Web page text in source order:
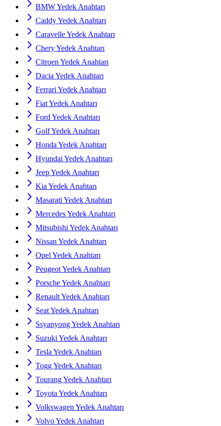
BMW Yedek Anahtarı
Caddy Yedek Anahtarı
Caravelle Yedek Anahtarı
Chery Yedek Anahtarı
Citroen Yedek Anahtarı
Dacia Yedek Anahtarı
Ferrari Yedek Anahtarı
Fiat Yedek Anahtarı
Ford Yedek Anahtarı
Golf Yedek Anahtarı
Honda Yedek Anahtarı
Hyundai Yedek Anahtarı
Jeep Yedek Anahtarı
Kia Yedek Anahtarı
Masarati Yedek Anahtarı
Mercedes Yedek Anahtarı
Mitsubishi Yedek Anahtarı
Nissan Yedek Anahtarı
Opel Yedek Anahtarı
Peugeot Yedek Anahtarı
Porsche Yedek Anahtarı
Renault Yedek Anahtarı
Seat Yedek Anahtarı
Ssyanyong Yedek Anahtarı
Suzuki Yedek Anahtarı
Tesla Yedek Anahtarı
Togg Yedek Anahtarı
Tourang Yedek Anahtarı
Toyota Yedek Anahtarı
Volkswagen Yedek Anahtarı
Volvo Yedek Anahtarı